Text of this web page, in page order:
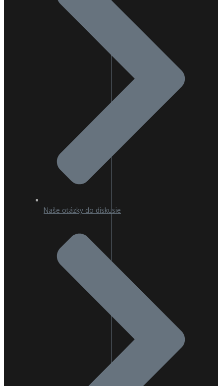
Naše otázky do diskusie